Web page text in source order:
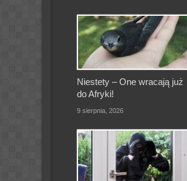
Niestety – One wracają już
do Afryki!
9 sierpnia, 2026